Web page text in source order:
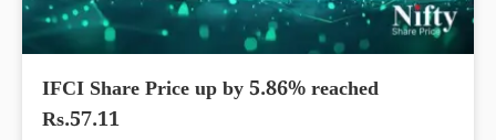
IFCI Share Price up by 5.86% reached
Rs.57.11